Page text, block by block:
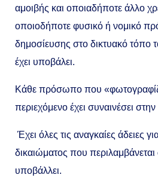
αμοιβής και οποιαδήποτε άλλο
οποιοδήποτε φυσικό ή νομικό
δημοσίευσης στο δικτυακό τόπο
έχει υποβάλει.
Κάθε πρόσωπο που
περιεχόμενο έχει συναινέσει
Έχει όλες τις αναγκαίες άδειες
δικαιώματος που
υποβάλλει.